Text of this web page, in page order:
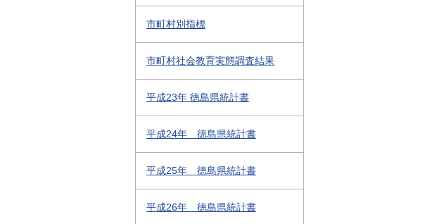
市町村別指標
市町村社会教育実態調査結果
平成23年 徳島県統計書
平成24年 徳島県統計書
平成25年 徳島県統計書
平成26年 徳島県統計書